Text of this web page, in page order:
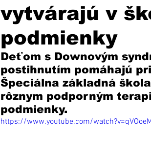
vytvárajú v
podmienky
Deťom s Downovým
postihnutím pomáhajú
Špeciálna základná
rôznym podporným
podmienky.
https://www.youtube.com/